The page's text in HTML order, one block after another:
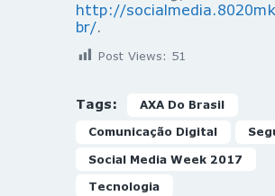
http://
br/
Post Views: 51
Tags: AXA Do Brasil
Comunicação Digital
Social Media Week 2017
Tecnologia